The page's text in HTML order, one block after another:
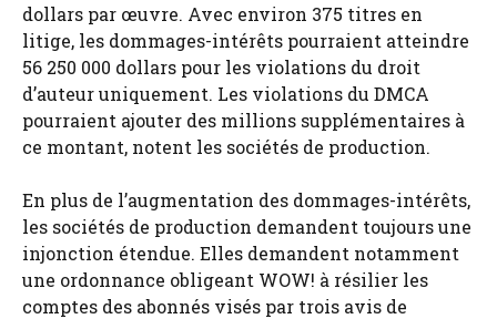
dollars par œuvre. Avec environ 375 titres en
litige, les dommages-intérêts pourraient atteindre
56 250 000 dollars pour les violations du droit
d’auteur uniquement. Les violations du DMCA
pourraient ajouter des millions supplémentaires à
ce montant, notent les sociétés de production.
En plus de l’augmentation des dommages-intérêts,
les sociétés de production demandent toujours une
injonction étendue. Elles demandent notamment
une ordonnance obligeant WOW! à résilier les
comptes des abonnés visés par trois avis de